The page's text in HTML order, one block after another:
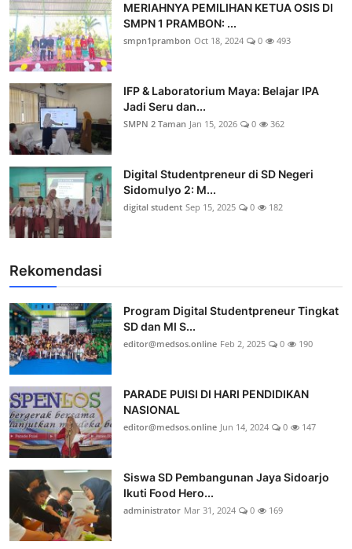
MERIAHNYA PEMILIHAN KETUA OSIS DI
SMPN 1 PRAMBON: ...
smpn1prambon Oct 18, 2024 0 493
IFP & Laboratorium Maya: Belajar IPA
Jadi Seru dan...
SMPN 2 Taman Jan 15, 2026 0 362
Digital Studentpreneur di SD Negeri
Sidomulyo 2: M...
digital student Sep 15, 2025 0 182
Rekomendasi
Program Digital Studentpreneur Tingkat
SD dan MI S...
editor@medsos.online Feb 2, 2025 0 190
PARADE PUISI DI HARI PENDIDIKAN
NASIONAL
editor@medsos.online Jun 14, 2024 0 147
Siswa SD Pembangunan Jaya Sidoarjo
Ikuti Food Hero...
administrator Mar 31, 2024 0 169